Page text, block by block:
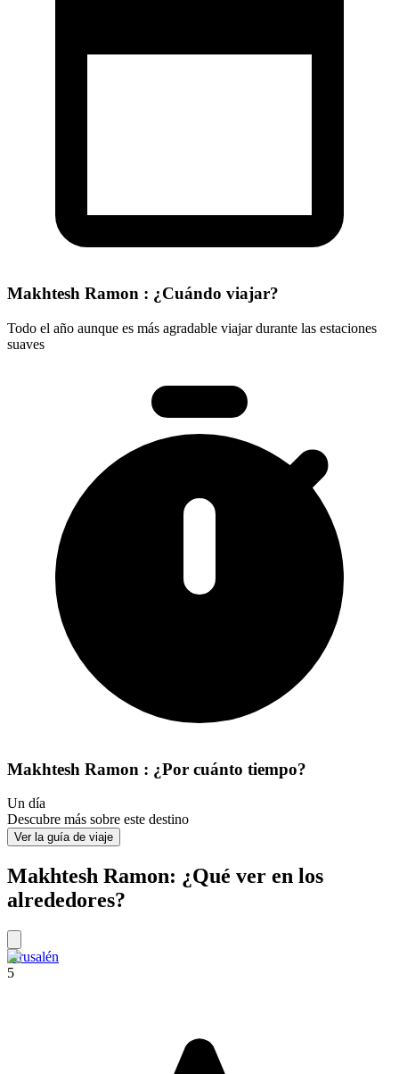
Makhtesh Ramon : ¿Cuándo viajar?
Todo el año aunque es más agradable viajar durante las estaciones
suaves
Makhtesh Ramon : ¿Por cuánto tiempo?
Un día
Descubre más sobre este destino
Ver la guía de viaje
Makhtesh Ramon: ¿Qué ver en los
alrededores?
Jerusalén
5